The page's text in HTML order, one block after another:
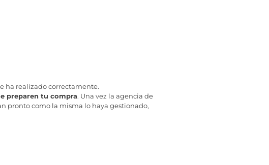
ha realizado correctamente.
preparen tu compra. Una vez la agencia de
pronto como la misma lo haya gestionado,